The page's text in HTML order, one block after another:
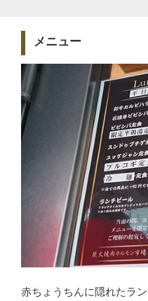
メニュー
赤ちょうちんに隠れたラ